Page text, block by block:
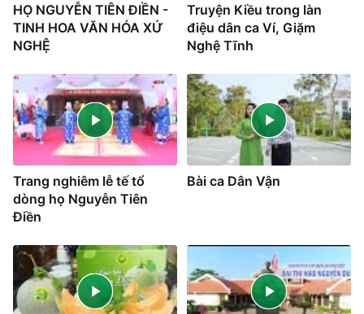
HỌ NGUYỄN TIÊN ĐIỀN -
TINH HOA VĂN HÓA XỨ
NGHỆ
Truyện Kiều trong làn
điệu dân ca Ví, Giặm
Nghệ Tĩnh
Trang nghiêm lễ tế tổ
dòng họ Nguyễn Tiên
Điền
Bài ca Dân Vận